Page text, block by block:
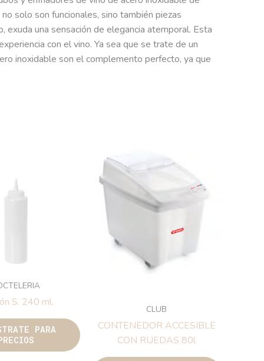
solo son funcionales, sino también piezas
una sensación de elegancia atemporal. Esta
con el vino. Ya sea que se trate de un
inoxidable son el complemento perfecto, ya que
S. 240 ml.
PARA
CLUB
CONTENEDOR ACCESIBLE
CON RUEDAS 80l